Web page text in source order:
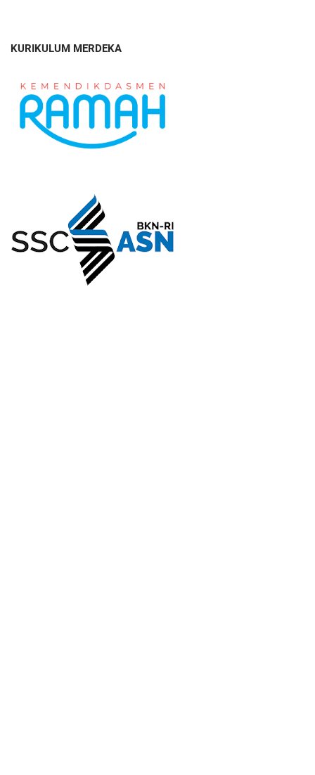
KURIKULUM MERDEKA